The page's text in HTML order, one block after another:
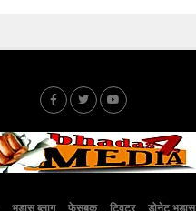
भड़ास ब्लाग फेसबुक ट्विटर डोनेट भड़ास